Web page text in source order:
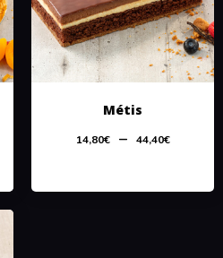
Métis
14,80€ – 44,40€